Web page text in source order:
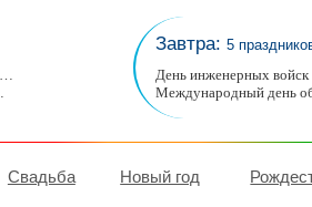
Завтра: 5
День инженерных войск
Международный день
Свадьба Новый год